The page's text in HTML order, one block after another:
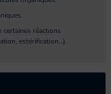
certaines réactions
estérification...).